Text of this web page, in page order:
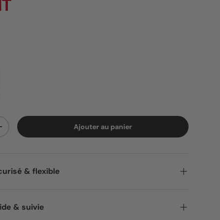
la quantitéAjouter au panier
& flexible
& suivie